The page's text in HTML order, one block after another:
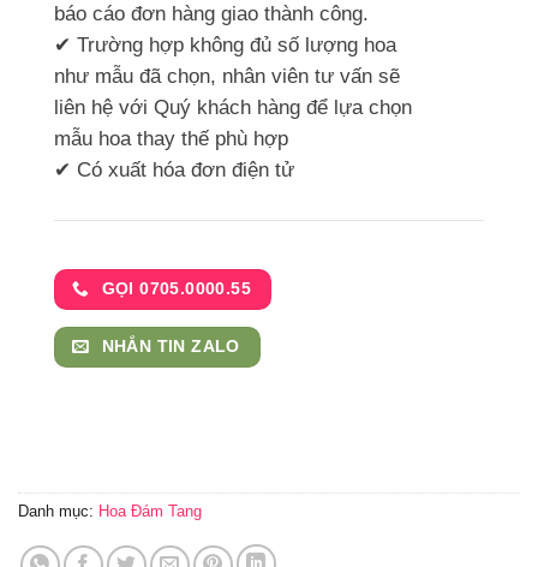
báo cáo đơn hàng giao thành công.
✔ Trường hợp không đủ số lượng hoa
như mẫu đã chọn, nhân viên tư vấn sẽ
liên hệ với Quý khách hàng để lựa chọn
mẫu hoa thay thế phù hợp
✔ Có xuất hóa đơn điện tử
GỌI 0705.0000.55
NHẮN TIN ZALO
Danh mục: Hoa Đám Tang